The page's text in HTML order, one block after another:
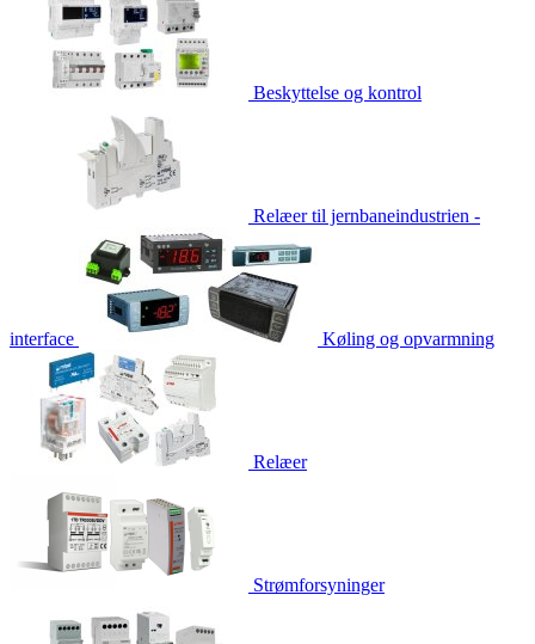
Beskyttelse og kontrol
Relæer til jernbaneindustrien -
interface Køling og opvarmning
Relæer
Strømforsyninger